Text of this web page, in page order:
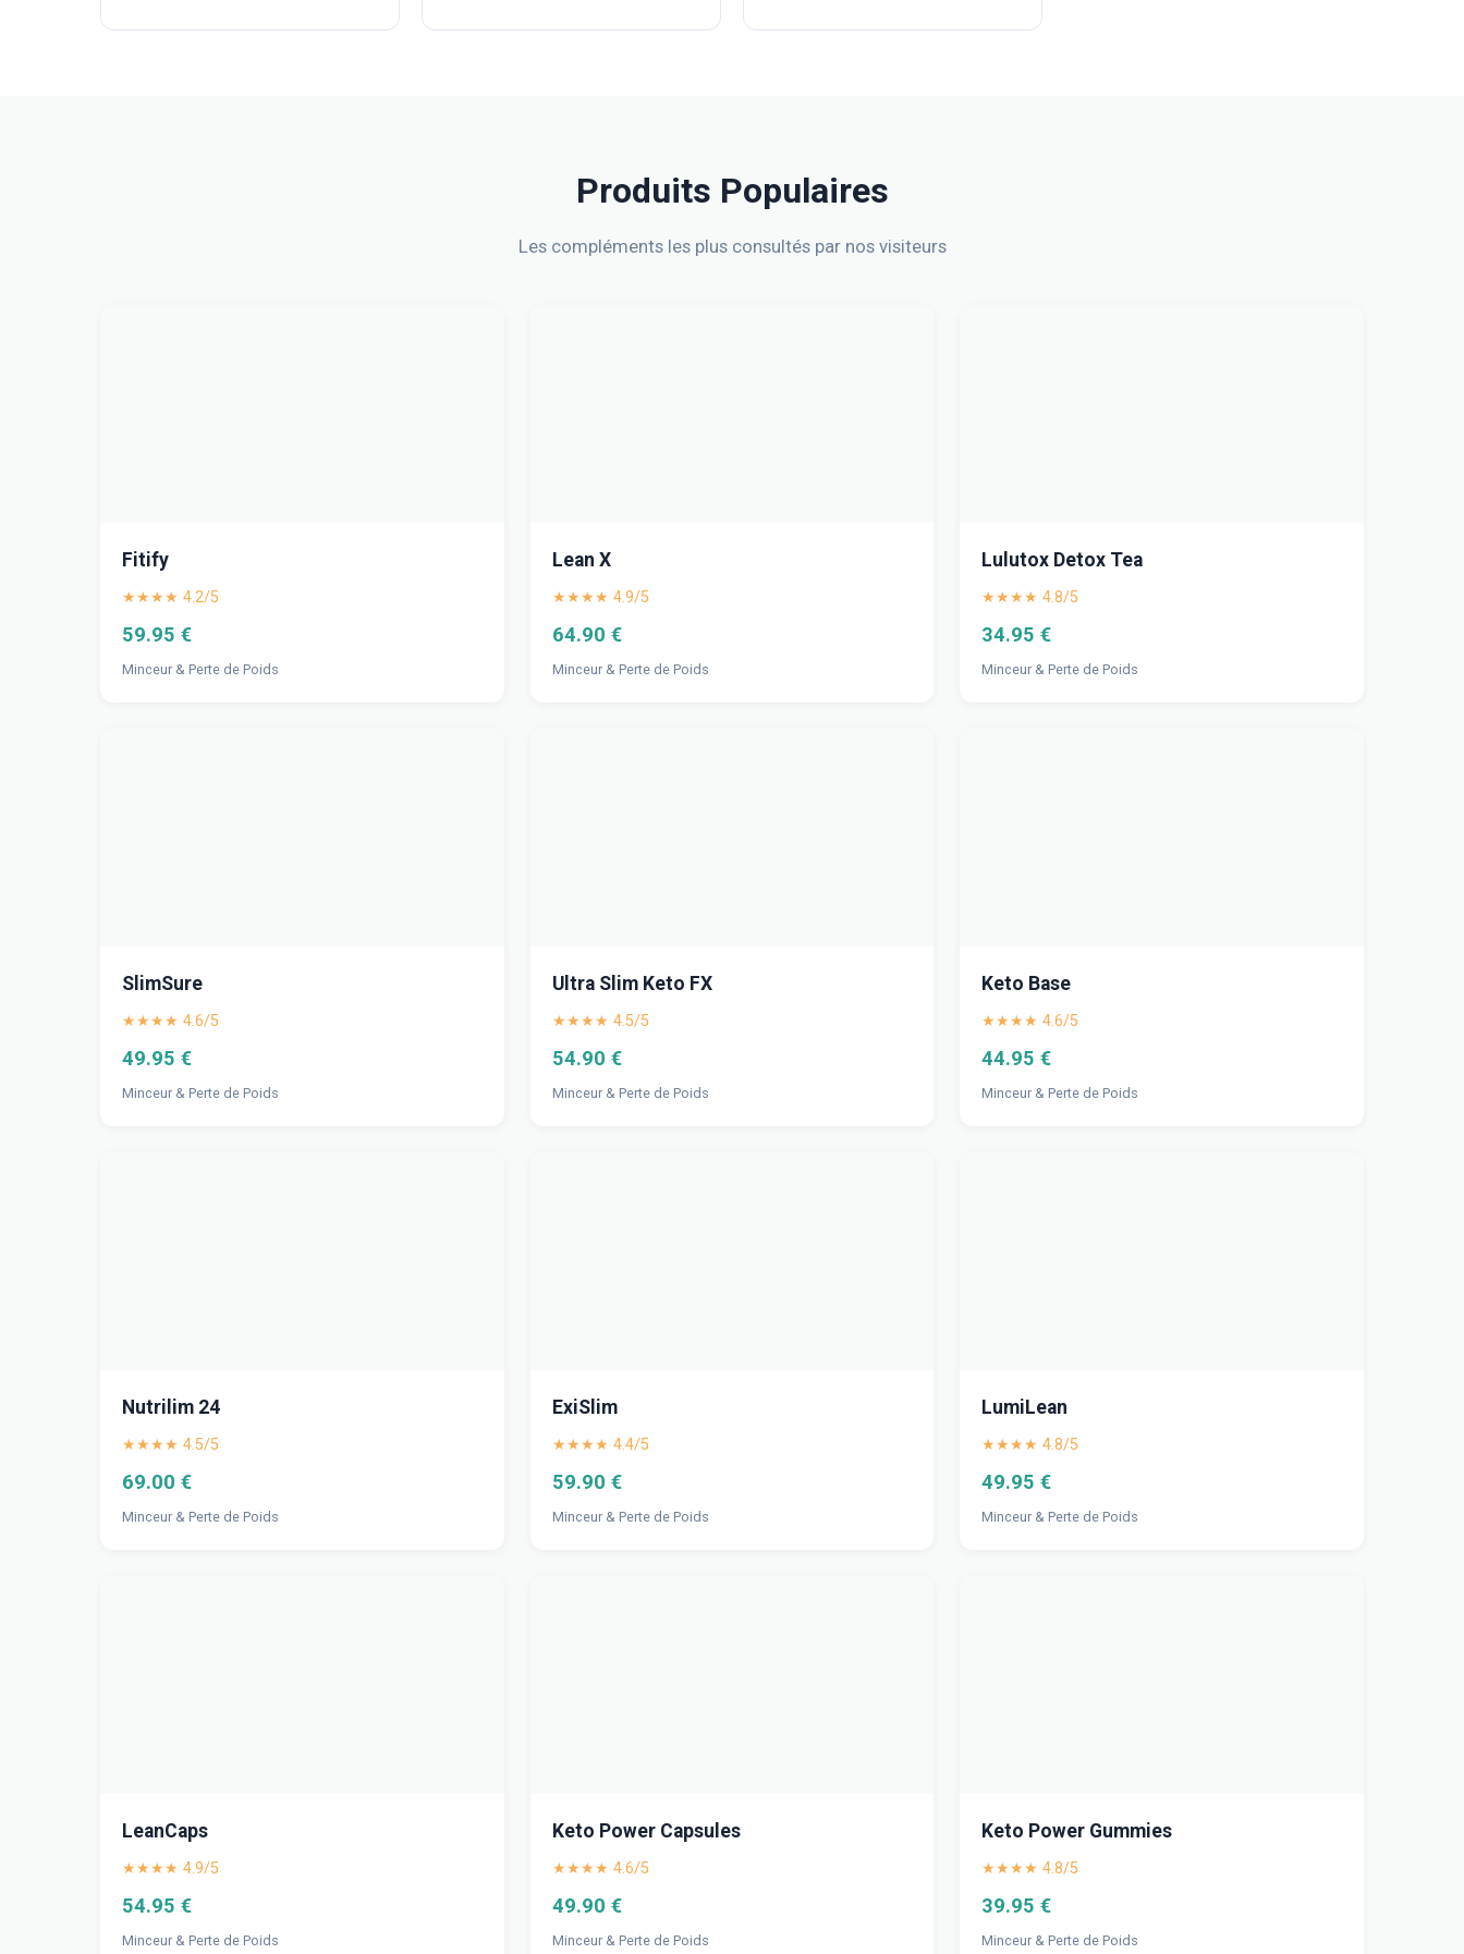
Produits Populaires
Les compléments les plus consultés par nos visiteurs
Fitify
★★★★ 4.2/5
59.95 €
Minceur & Perte de Poids
Lean X
★★★★ 4.9/5
64.90 €
Minceur & Perte de Poids
Lulutox Detox Tea
★★★★ 4.8/5
34.95 €
Minceur & Perte de Poids
SlimSure
★★★★ 4.6/5
49.95 €
Minceur & Perte de Poids
Ultra Slim Keto FX
★★★★ 4.5/5
54.90 €
Minceur & Perte de Poids
Keto Base
★★★★ 4.6/5
44.95 €
Minceur & Perte de Poids
Nutrilim 24
★★★★ 4.5/5
69.00 €
Minceur & Perte de Poids
ExiSlim
★★★★ 4.4/5
59.90 €
Minceur & Perte de Poids
LumiLean
★★★★ 4.8/5
49.95 €
Minceur & Perte de Poids
LeanCaps
★★★★ 4.9/5
54.95 €
Minceur & Perte de Poids
Keto Power Capsules
★★★★ 4.6/5
49.90 €
Minceur & Perte de Poids
Keto Power Gummies
★★★★ 4.8/5
39.95 €
Minceur & Perte de Poids